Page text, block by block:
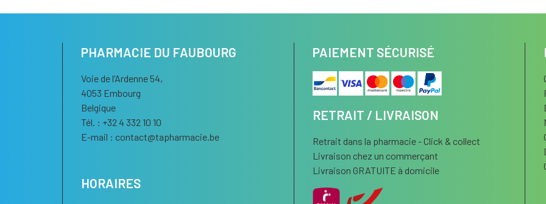
PHARMACIE DU FAUBOURG
Voie de l’Ardenne 54,
4053 Embourg
Belgique
Tél. : +32 4 332 10 10
E-mail : contact@tapharmacie.be
HORAIRES
PAIEMENT SÉCURISÉ
RETRAIT / LIVRAISON
Retrait dans la pharmacie - Click & collect
Livraison chez un commerçant
Livraison GRATUITE à domicile